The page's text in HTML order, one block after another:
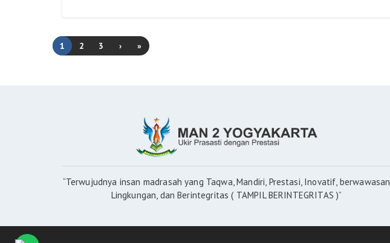
1 2 3 › »
“Terwujudnya insan madrasah yang Taqwa, Mandiri, Prestasi, Inovatif, berwawasan
Lingkungan, dan Berintegritas ( TAMPIL BERINTEGRITAS )”